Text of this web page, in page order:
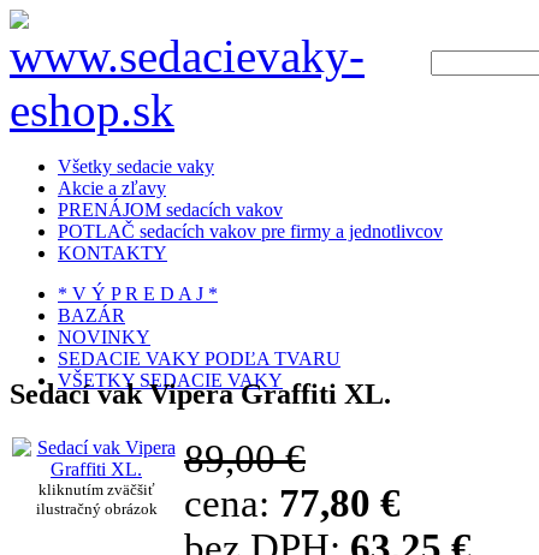
Všetky sedacie vaky
Akcie a zľavy
PRENÁJOM sedacích vakov
POTLAČ sedacích vakov pre firmy a jednotlivcov
KONTAKTY
* V Ý P R E D A J *
BAZÁR
NOVINKY
SEDACIE VAKY PODĽA TVARU
VŠETKY SEDACIE VAKY
Sedací vak Vipera Graffiti XL.
kliknutím zväčšiť
ilustračný obrázok
89,00 €
cena: 77,80 €